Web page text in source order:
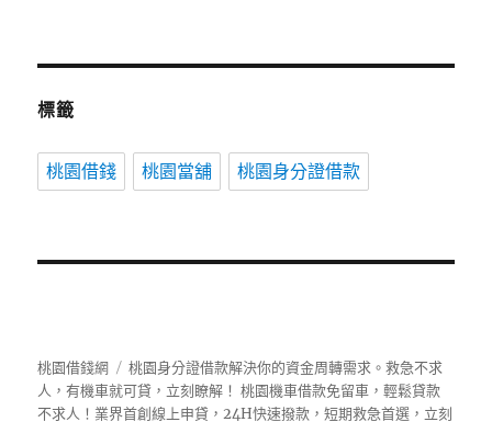
標籤
桃園借錢 桃園當舖 桃園身分證借款
桃園借錢網
桃園身分證借款解決你的資金周轉需求。救急不求
人，有機車就可貸，立刻瞭解！ 桃園機車借款免留車，輕鬆貸款
不求人！業界首創線上申貸，24H快速撥款，短期救急首選，立刻